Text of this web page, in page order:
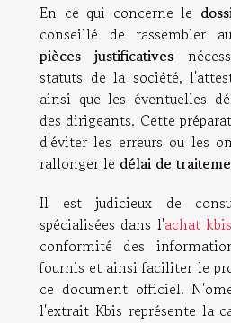
En ce qui concerne le
conseillé de rassembler
pièces justificatives
statuts de la société,
ainsi que les éventuelles
des dirigeants. Cette
d'éviter les erreurs ou les
rallonger le délai de
Il est judicieux de
spécialisées dans l'achat kbis
conformité des
fournis et ainsi faciliter le
ce document officiel.
l'extrait Kbis représente la